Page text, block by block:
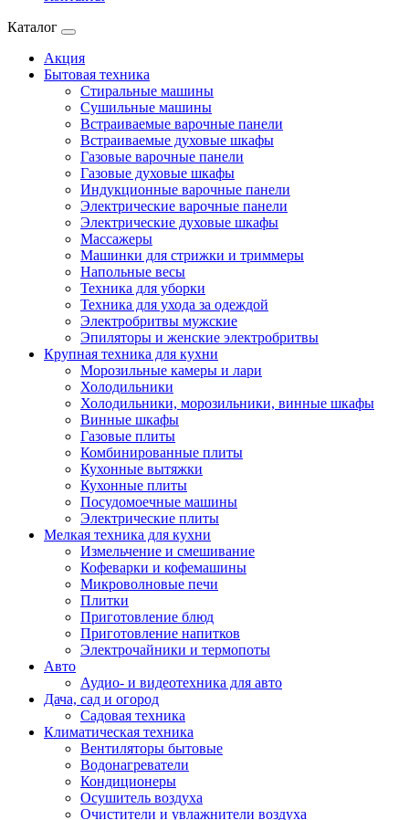
Каталог
Акция
Бытовая техника
Стиральные машины
Сушильные машины
Встраиваемые варочные панели
Встраиваемые духовые шкафы
Газовые варочные панели
Газовые духовые шкафы
Индукционные варочные панели
Электрические варочные панели
Электрические духовые шкафы
Массажеры
Машинки для стрижки и триммеры
Напольные весы
Техника для уборки
Техника для ухода за одеждой
Электробритвы мужские
Эпиляторы и женские электробритвы
Крупная техника для кухни
Морозильные камеры и лари
Холодильники
Холодильники, морозильники, винные шкафы
Винные шкафы
Газовые плиты
Комбинированные плиты
Кухонные вытяжки
Кухонные плиты
Посудомоечные машины
Электрические плиты
Мелкая техника для кухни
Измельчение и смешивание
Кофеварки и кофемашины
Микроволновые печи
Плитки
Приготовление блюд
Приготовление напитков
Электрочайники и термопоты
Авто
Аудио- и видеотехника для авто
Дача, сад и огород
Садовая техника
Климатическая техника
Вентиляторы бытовые
Водонагреватели
Кондиционеры
Осушитель воздуха
Очистители и увлажнители воздуха